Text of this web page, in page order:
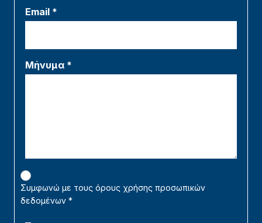
Email *
Μήνυμα *
Συμφωνώ με τους όρους χρήσης προσωπικών
δεδομένων *